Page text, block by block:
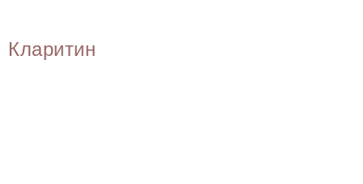
Кларитин